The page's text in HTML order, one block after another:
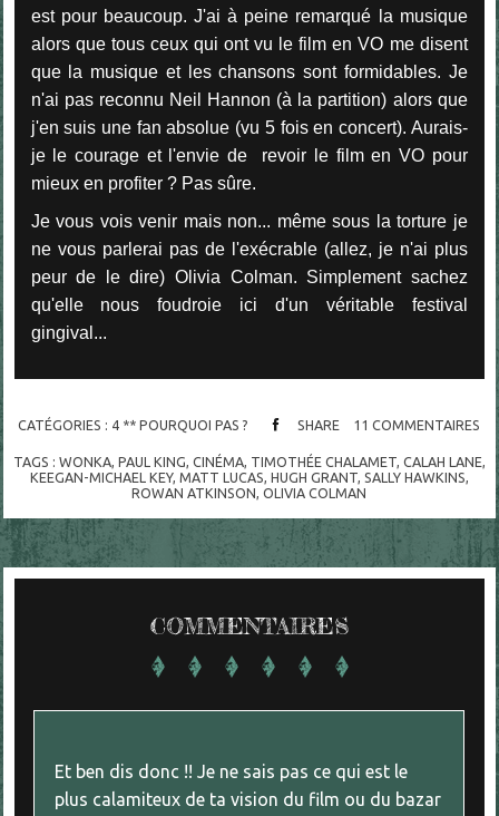
est pour beaucoup. J'ai à peine remarqué la musique
alors que tous ceux qui ont vu le film en VO me disent
que la musique et les chansons sont formidables. Je
n'ai pas reconnu Neil Hannon (à la partition) alors que
j'en suis une fan absolue (vu 5 fois en concert). Aurais-
je le courage et l'envie de revoir le film en VO pour
mieux en profiter ? Pas sûre.
Je vous vois venir mais non... même sous la torture je
ne vous parlerai pas de l'exécrable (allez, je n'ai plus
peur de le dire) Olivia Colman. Simplement sachez
qu'elle nous foudroie ici d'un véritable festival
gingival...
CATÉGORIES : 4 ** POURQUOI PAS ? SHARE 11 COMMENTAIRES
TAGS : WONKA, PAUL KING CINÉMA, TIMOTHÉE CHALAMET, CALAH LANE
KEEGAN-MICHAEL KEY, MATT LUCAS HUGH GRANT, SALLY HAWKINS
ROWAN ATKINSON ,OLIVIA COLMAN
COMMENTAIRES
Et ben dis donc !! Je ne sais pas ce qui est le
plus calamiteux de ta vision du film ou du bazar